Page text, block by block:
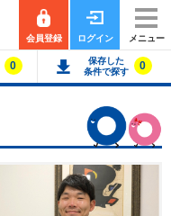
会員登録 ログイン メニュー
0
保存した
条件で探す
0